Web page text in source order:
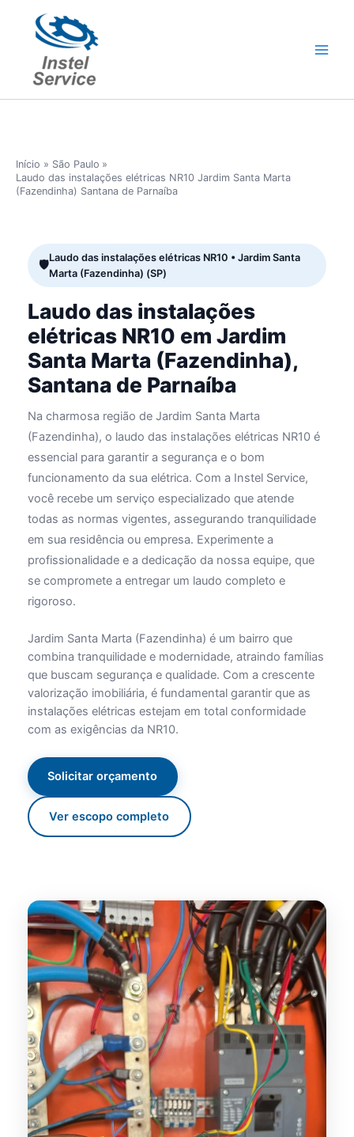
conteúdo
Início
São Paulo
Laudo das instalações elétricas NR10 Jardim Santa Marta
(Fazendinha) Santana de Parnaíba
Laudo das instalações elétricas NR10 • Jardim Santa
Marta (Fazendinha) (SP)
Laudo das instalações
elétricas NR10 em Jardim
Santa Marta (Fazendinha),
Santana de Parnaíba
Na charmosa região de Jardim Santa Marta
(Fazendinha), o laudo das instalações elétricas NR10 é
essencial para garantir a segurança e o bom
funcionamento da sua elétrica. Com a Instel Service,
você recebe um serviço especializado que atende
todas as normas vigentes, assegurando tranquilidade
em sua residência ou empresa. Experimente a
profissionalidade e a dedicação da nossa equipe, que
se compromete a entregar um laudo completo e
rigoroso.
Jardim Santa Marta (Fazendinha) é um bairro que
combina tranquilidade e modernidade, atraindo famílias
que buscam segurança e qualidade. Com a crescente
valorização imobiliária, é fundamental garantir que as
instalações elétricas estejam em total conformidade
com as exigências da NR10.
Solicitar orçamento
Ver escopo completo